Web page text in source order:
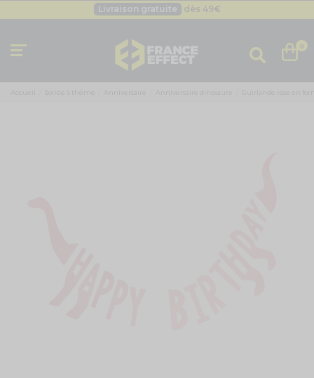
Livraison gratuite dès 49€
Livraison gratuite dès 49 0
Accueil Soirée à thème Anniversaire Anniversaire dinosaure Guirlande rose en